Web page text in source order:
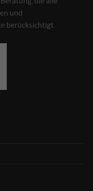
und
berücksichtigt.